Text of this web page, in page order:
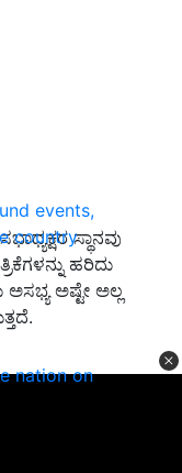
events,
country
nation on
ಸ್ಥಾನವು
ಹರಿದು
ಅಷ್ಟೇ ಅಲ್ಲ